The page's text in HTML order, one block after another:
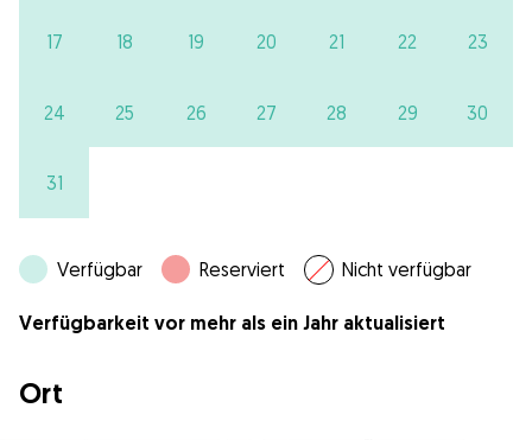
17 18 19 20 21 22 23
24 25 26 27 28 29 30
31
Verfügbar Reserviert Nicht verfügbar
Verfügbarkeit vor mehr als ein Jahr aktualisiert
Ort